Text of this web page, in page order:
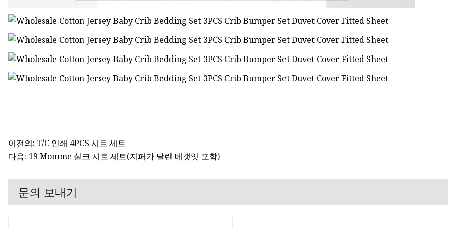
이전의: T/C 인쇄 4PCS 시트 세트
다음: 19 Momme 실크 시트 세트(지퍼가 달린 베갯잇 포함)
문의 보내기